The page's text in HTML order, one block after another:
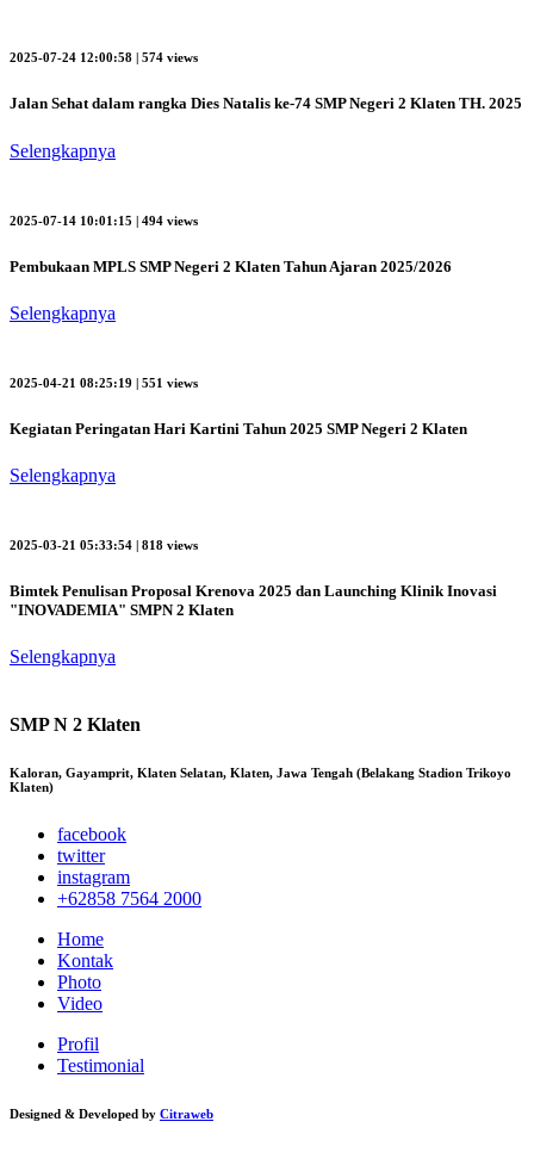
2025-07-24 12:00:58 | 574 views
Jalan Sehat dalam rangka Dies Natalis ke-74 SMP Negeri 2 Klaten TH. 2025
Selengkapnya
2025-07-14 10:01:15 | 494 views
Pembukaan MPLS SMP Negeri 2 Klaten Tahun Ajaran 2025/2026
Selengkapnya
2025-04-21 08:25:19 | 551 views
Kegiatan Peringatan Hari Kartini Tahun 2025 SMP Negeri 2 Klaten
Selengkapnya
2025-03-21 05:33:54 | 818 views
Bimtek Penulisan Proposal Krenova 2025 dan Launching Klinik Inovasi
"INOVADEMIA" SMPN 2 Klaten
Selengkapnya
SMP N 2 Klaten
Kaloran, Gayamprit, Klaten Selatan, Klaten, Jawa Tengah (Belakang Stadion Trikoyo
Klaten)
facebook
twitter
instagram
+62858 7564 2000
Home
Kontak
Photo
Video
Profil
Testimonial
Designed & Developed by Citraweb